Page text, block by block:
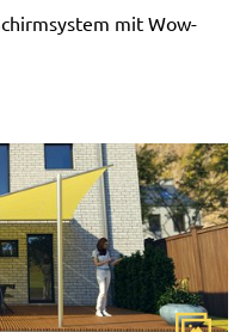
mit Wow-